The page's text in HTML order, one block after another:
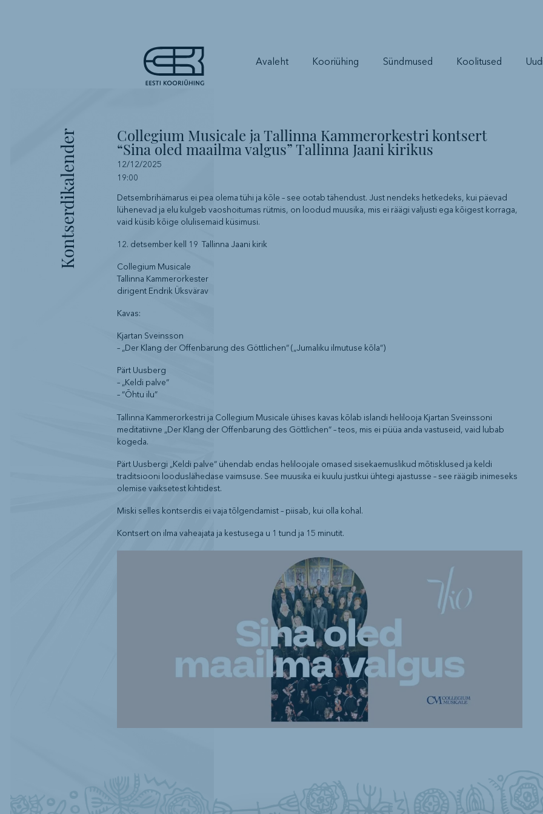
Avaleht Kooriühing Sündmused Koolitused
Kontserdikalender Collegium Musicale ja Tallinna Kammerorkestri kontsert
“Sina oled maailma valgus” Tallinna Jaani kirikus
12/12/2025
19:00
Detsembrihämarus ei pea olema tühi ja kõle – see ootab tähendust. Just nendeks hetkedeks, kui päevad
lühenevad ja elu kulgeb vaoshoitumas rütmis, on loodud muusika, mis ei räägi valjusti ega kõigest korraga,
vaid küsib kõige olulisemaid küsimusi.
12. detsember kell 19 Tallinna Jaani kirik
Collegium Musicale
Tallinna Kammerorkester
dirigent Endrik Üksvärav
Kavas:
Kjartan Sveinsson
– „Der Klang der Offenbarung des Göttlichen“ („Jumaliku ilmutuse kõla“)
Pärt Uusberg
– „Keldi palve“
– “Õhtu ilu”
Tallinna Kammerorkestri ja Collegium Musicale ühises kavas kõlab islandi helilooja Kjartan Sveinssoni
meditatiivne „Der Klang der Offenbarung des Göttlichen“ – teos, mis ei püüa anda vastuseid, vaid lubab
kogeda.
Pärt Uusbergi „Keldi palve“ ühendab endas heliloojale omased sisekaemuslikud mõtisklused ja keldi
traditsiooni looduslähedase vaimsuse. See muusika ei kuulu justkui ühtegi ajastusse – see räägib inimeseks
olemise vaiksetest kihtidest.
Miski selles kontserdis ei vaja tõlgendamist – piisab, kui olla kohal.
Kontsert on ilma vaheajata ja kestusega u 1 tund ja 15 minutit.